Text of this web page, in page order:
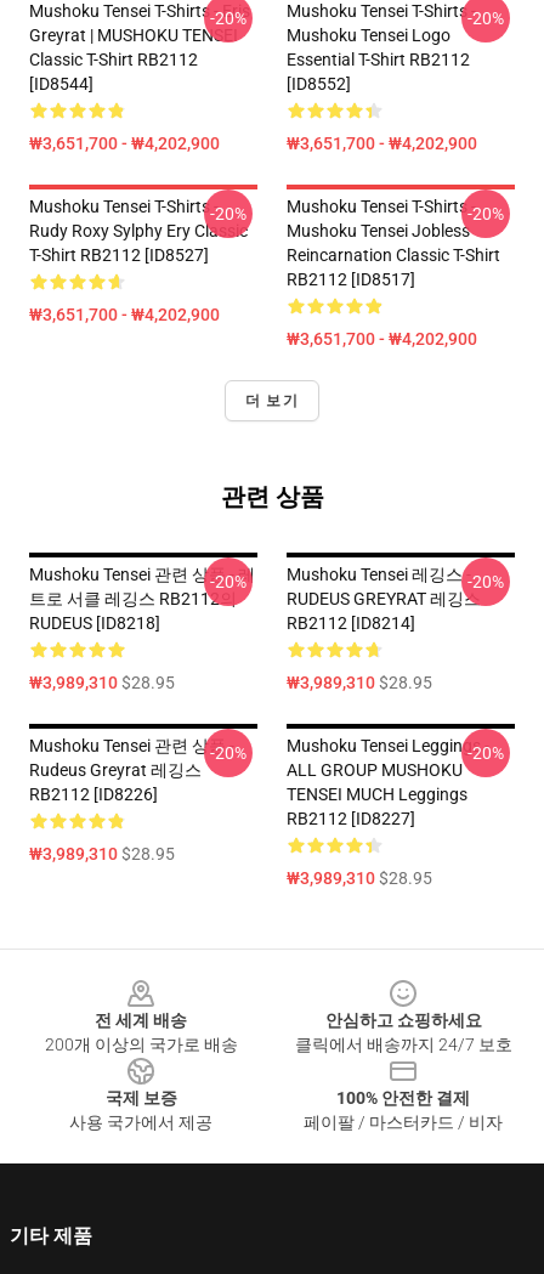
Mushoku Tensei T-Shirts - Eris
Greyrat | MUSHOKU TENSEI
Classic T-Shirt RB2112
[ID8544]
₩3,651,700 - ₩4,202,900
-20%
Mushoku Tensei T-Shirts -
Mushoku Tensei Logo
Essential T-Shirt RB2112
[ID8552]
₩3,651,700 - ₩4,202,900
-20%
Mushoku Tensei T-Shirts -
Rudy Roxy Sylphy Ery Classic
T-Shirt RB2112 [ID8527]
₩3,651,700 - ₩4,202,900
-20%
Mushoku Tensei T-Shirts -
Mushoku Tensei Jobless
Reincarnation Classic T-Shirt
RB2112 [ID8517]
₩3,651,700 - ₩4,202,900
-20%
더 보기
관련 상품
Mushoku Tensei 관련 상품 - 레
트로 서클 레깅스 RB2112의
RUDEUS [ID8218]
₩3,989,310$28.95
-20%
Mushoku Tensei 레깅스 -
RUDEUS GREYRAT 레깅스
RB2112 [ID8214]
₩3,989,310$28.95
-20%
Mushoku Tensei 관련 상품 -
Rudeus Greyrat 레깅스
RB2112 [ID8226]
₩3,989,310$28.95
-20%
Mushoku Tensei Leggings -
ALL GROUP MUSHOKU
TENSEI MUCH Leggings
RB2112 [ID8227]
₩3,989,310$28.95
-20%
전 세계 배송
200개 이상의 국가로 배송
안심하고 쇼핑하세요
클릭에서 배송까지 24/7 보호
국제 보증
사용 국가에서 제공
100% 안전한 결제
페이팔 / 마스터카드 / 비자
기타 제품